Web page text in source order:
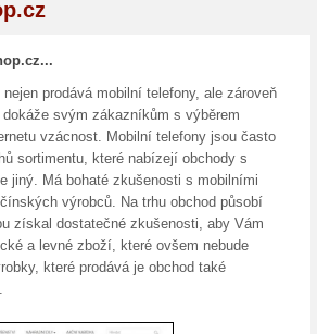
dobírku je
telefonů na
Akce